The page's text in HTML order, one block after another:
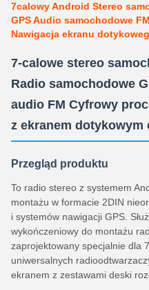
7calowy Android Stereo
GPS Audio samochodowe
Nawigacja ekranu
7-calowe stereo
Radio samochodowe
audio FM Cyfrowy
z ekranem dotykowym
Przegląd produktu
To radio stereo z systemem
montażu w formacie 2DIN
i systemów nawigacji GPS.
wykończeniowy do montażu
zaprojektowany specjalnie dla
uniwersalnych
ekranem z zestawami deski